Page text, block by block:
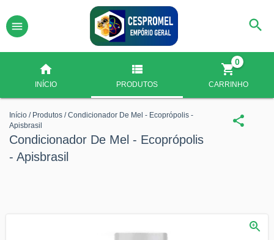
INÍCIO PRODUTOS CARRINHO
0
Início / Produtos / Condicionador De Mel - Ecoprópolis -
Apisbrasil
Condicionador De Mel - Ecoprópolis
- Apisbrasil